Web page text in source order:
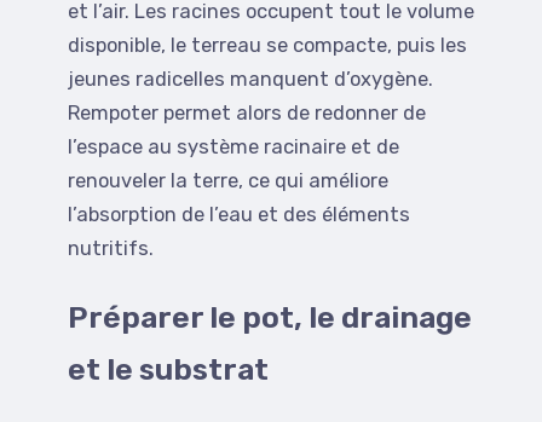
et l’air. Les racines occupent tout le volume
disponible, le terreau se compacte, puis les
jeunes radicelles manquent d’oxygène.
Rempoter permet alors de redonner de
l’espace au système racinaire et de
renouveler la terre, ce qui améliore
l’absorption de l’eau et des éléments
nutritifs.
Préparer le pot, le drainage
et le substrat